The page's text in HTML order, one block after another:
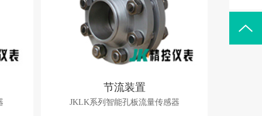
节流装置
JKLK系列智能孔板流量传感器